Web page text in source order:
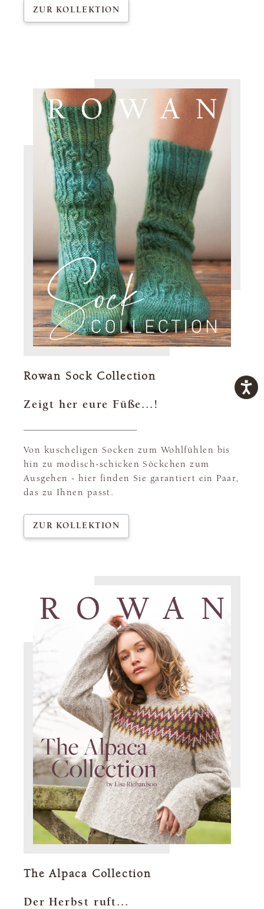
ZUR KOLLEKTION
Rowan Sock Collection
Zeigt her eure Füße...!
Von kuscheligen Socken zum Wohlfühlen bis
hin zu modisch-schicken Söckchen zum
Ausgehen - hier finden Sie garantiert ein Paar,
das zu Ihnen passt.
ZUR KOLLEKTION
The Alpaca Collection
Der Herbst ruft...